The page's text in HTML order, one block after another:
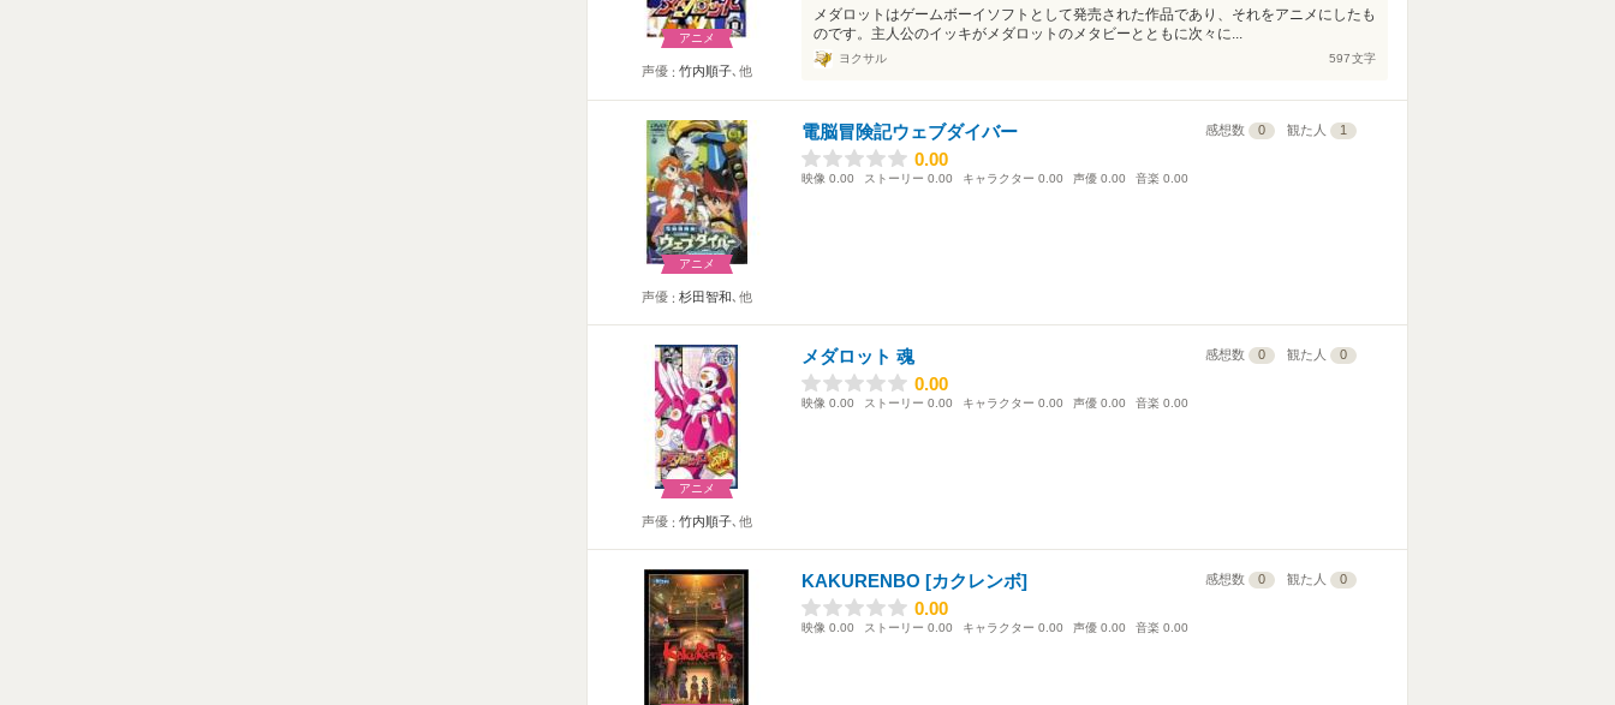
アニメ
声優 竹内順子､他
メダロットはゲームボーイソフトとして発売された作品であり、それをアニメにしたも
のです。主人公のイッキがメダロットのメタビーとともに次々に...
ヨクサル 597文字
アニメ
声優 杉田智和､他
電脳冒険記ウェブダイバー 感想数 0 観た人 1
0.00
0.00
映像 0.00 ストーリー 0.00 キャラクター 0.00 声優 0.00 音楽 0.00
アニメ
声優 竹内順子､他
メダロット 魂 感想数 0 観た人 0
0.00
0.00
映像 0.00 ストーリー 0.00 キャラクター 0.00 声優 0.00 音楽 0.00
KAKURENBO [カクレンボ] 感想数 0 観た人 0
0.00
0.00
映像 0.00 ストーリー 0.00 キャラクター 0.00 声優 0.00 音楽 0.00